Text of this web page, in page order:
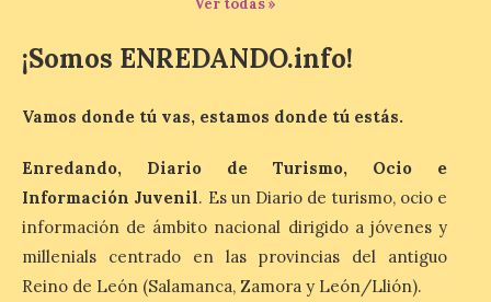
más avanzada del mundo, desarrollada
por SpaceX. La incorporación de esta
de Iberia con la innovación […]
La Junta promueve la
contratación temporal de
jóvenes desempleados
para la realización de
obras y servicios de
Ver todas »
¡Somos ENREDANDO.info!
Vamos donde tú vas, estamos donde tú estás.
Enredando, Diario de Turismo, Ocio e
Información Juvenil. Es un Diario de turismo, ocio e
información de ámbito nacional dirigido a jóvenes y
millenials centrado en las provincias del antiguo
Reino de León (Salamanca, Zamora y León/Llión).